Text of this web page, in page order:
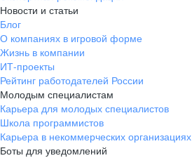
Новости и статьи
Блог
О компаниях в игровой форме
Жизнь в компании
ИТ-проекты
Рейтинг работодателей России
Молодым специалистам
Карьера для молодых специалистов
Школа программистов
Карьера в некоммерческих организациях
Боты для уведомлений